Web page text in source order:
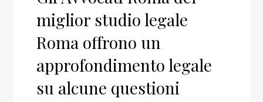
miglior studio legale
Roma offrono un
approfondimento legale
su alcune questioni